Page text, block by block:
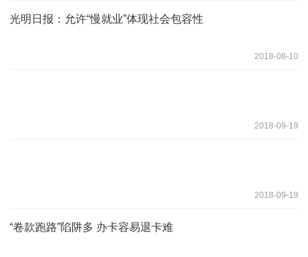
光明日报：允许“慢就业”体现社会包容性
2018-08-10
2018-09-19
2018-09-19
“卷款跑路”陷阱多 办卡容易退卡难